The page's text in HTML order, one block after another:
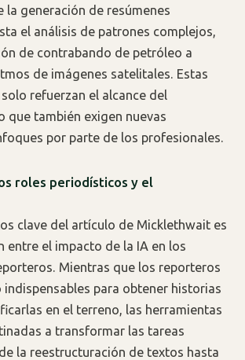
la generación de resúmenes
el análisis de patrones complejos,
de contrabando de petróleo a
de imágenes satelitales. Estas
refuerzan el alcance del
que también exigen nuevas
por parte de los profesionales.
roles periodísticos y el
clave del artículo de Micklethwait es
entre el impacto de la IA en los
Mientras que los reporteros
indispensables para obtener historias
en el terreno, las herramientas
a transformar las tareas
la reestructuración de textos hasta